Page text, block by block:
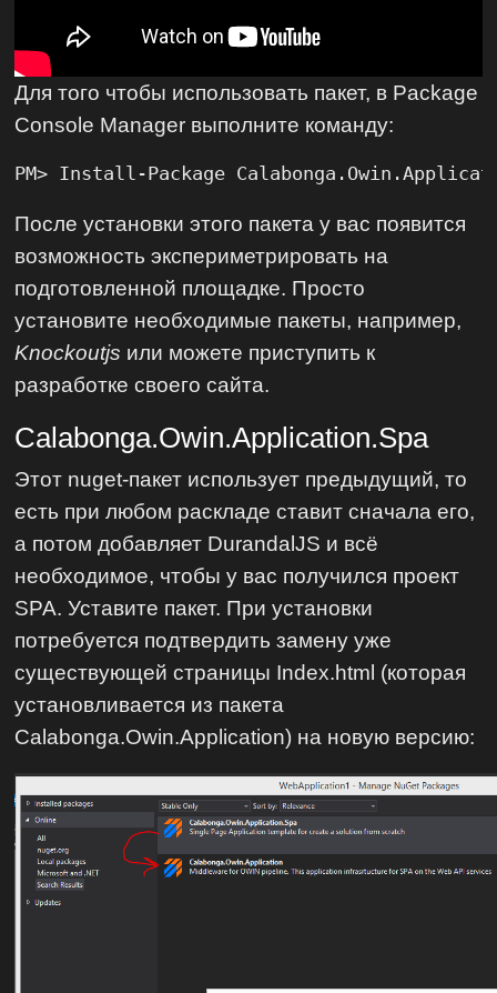
Для того чтобы использовать пакет, в Package
Console Manager выполните команду:
PM> Install-Package
После установки этого пакета у вас появится
возможность экспериметрировать на
подготовленной площадке. Просто
установите необходимые пакеты, например,
Knockoutjs или можете приступить к
разработке своего сайта.
Calabonga.Owin.Application.Spa
Этот nuget-пакет использует предыдущий, то
есть при любом раскладе ставит сначала его,
а потом добавляет DurandalJS и всё
необходимое, чтобы у вас получился проект
SPA. Уставите пакет. При установки
потребуется подтвердить замену уже
существующей страницы Index.html (которая
установливается из пакета
Calabonga.Owin.Application) на новую версию: